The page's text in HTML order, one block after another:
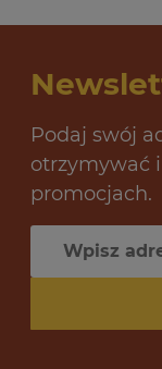
Podaj swój
otrzymywać
promocjach.